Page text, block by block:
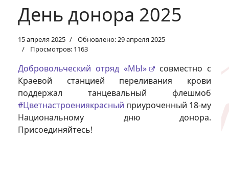
День донора 2025
15 апреля 2025
Обновлено: 29 апреля 2025
Просмотров: 1163
Добровольческий отряд «МЫ»
совместно с
Краевой станцией переливания крови
поддержал танцевальный флешмоб
#Цветнастроениякрасный приуроченный 18-му
Национальному дню донора.
Присоединяйтесь!